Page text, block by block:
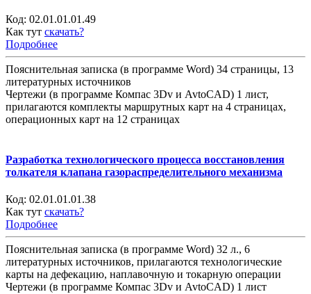
Код: 02.01.01.01.49
Как тут скачать?
Подробнее
Пояснительная записка (в программе Word) 34 страницы, 13
литературных источников
Чертежи (в программе Компас 3Dv и AvtoCAD) 1 лист,
прилагаются комплекты маршрутных карт на 4 страницах,
операционных карт на 12 страницах
Разработка технологического процесса восстановления
толкателя клапана газораспределительного механизма
Код: 02.01.01.01.38
Как тут скачать?
Подробнее
Пояснительная записка (в программе Word) 32 л., 6
литературных источников, прилагаются технологические
карты на дефекацию, наплавочную и токарную операции
Чертежи (в программе Компас 3Dv и AvtoCAD) 1 лист